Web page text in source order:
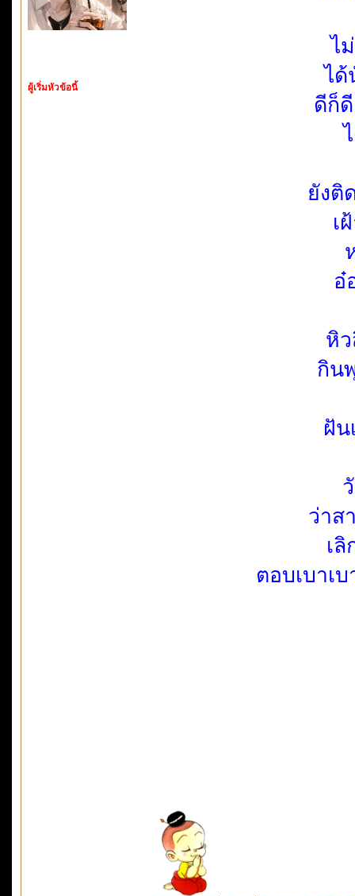
ผู้เริ่มหัวข้อนี้
ไ
ได้
ดีก็
ยังติ
เ
อ๋
หิ
กิน
ฝัน
ว่าส
เ
ตอบเบาเ